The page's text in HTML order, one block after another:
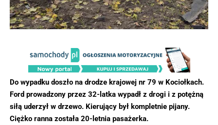
Do wypadku doszło na drodze krajowej nr 79 w Kociołkach.
Ford prowadzony przez 32-latka wypadł z drogi i z potężną
siłą uderzył w drzewo. Kierujący był kompletnie pijany.
Ciężko ranna została 20-letnia pasażerka.